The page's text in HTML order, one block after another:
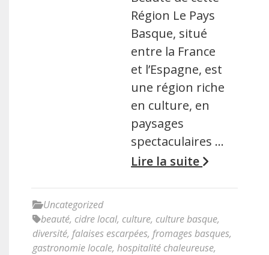
Région Le Pays
Basque, situé
entre la France
et l’Espagne, est
une région riche
en culture, en
paysages
spectaculaires …
Lire la suite
Uncategorized
beauté, cidre local, culture, culture basque,
diversité, falaises escarpées, fromages basques,
gastronomie locale, hospitalité chaleureuse,